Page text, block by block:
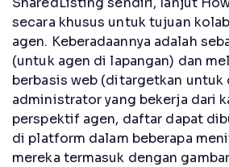
secara khusus untuk tujuan
agen. Keberadaannya adalah
(untuk agen di lapangan) dan
berbasis web (ditargetkan untuk
administrator yang bekerja dari
perspektif agen, daftar dapat
di platform dalam beberapa
mereka termasuk dengan